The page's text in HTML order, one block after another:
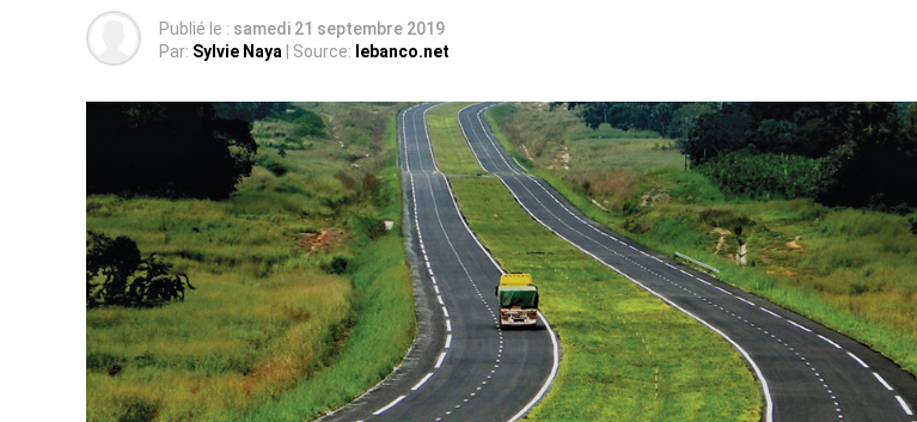
Publié le : samedi 21 septembre 2019
Par: Sylvie Naya | Source: lebanco.net